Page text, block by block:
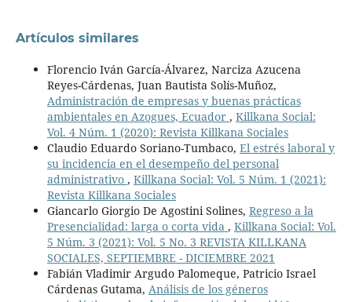
Artículos similares
Florencio Iván García-Álvarez, Narciza Azucena
Reyes-Cárdenas, Juan Bautista Solís-Muñoz,
Administración de empresas y buenas prácticas
ambientales en Azogues, Ecuador , Killkana Social:
Vol. 4 Núm. 1 (2020): Revista Killkana Sociales
Claudio Eduardo Soriano-Tumbaco, El estrés laboral y
su incidencia en el desempeño del personal
administrativo , Killkana Social: Vol. 5 Núm. 1 (2021):
Revista Killkana Sociales
Giancarlo Giorgio De Agostini Solines, Regreso a la
Presencialidad: larga o corta vida , Killkana Social: Vol.
5 Núm. 3 (2021): Vol. 5 No. 3 REVISTA KILLKANA
SOCIALES, SEPTIEMBRE - DICIEMBRE 2021
Fabián Vladimir Argudo Palomeque, Patricio Israel
Cárdenas Gutama, Análisis de los géneros